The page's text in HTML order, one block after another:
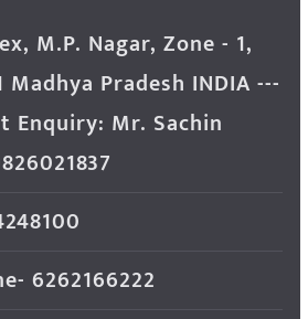
M.P. Nagar, Zone - 1,
Madhya Pradesh INDIA ---
Enquiry: Mr. Sachin
6262166222